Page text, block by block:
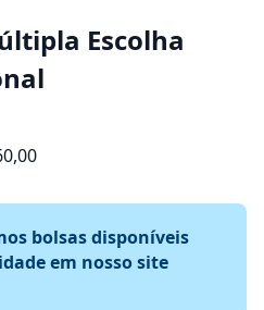
Escolha
bolsas disponíveis
em nosso site